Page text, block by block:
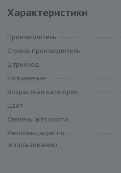
Характеристики
Производитель
Cтрана производитель
Штрихкод
Назначение
Возрастная категория
Цвет
Степень жёсткости
Рекомендации по
использованию